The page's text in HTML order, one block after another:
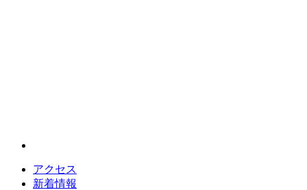
アクセス
新着情報